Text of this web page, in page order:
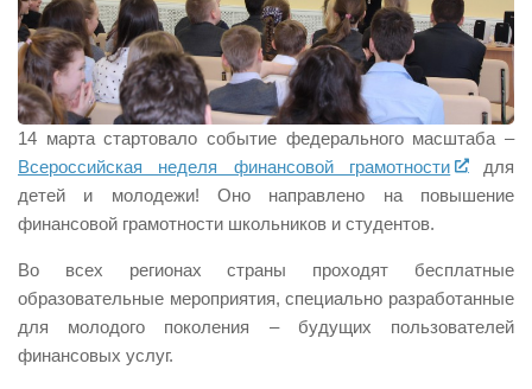
14 марта стартовало событие федерального масштаба –
Всероссийская неделя финансовой грамотности
для
детей и молодежи! Оно направлено на повышение
финансовой грамотности школьников и студентов.
Во всех регионах страны проходят бесплатные
образовательные мероприятия, специально разработанные
для молодого поколения – будущих пользователей
финансовых услуг.